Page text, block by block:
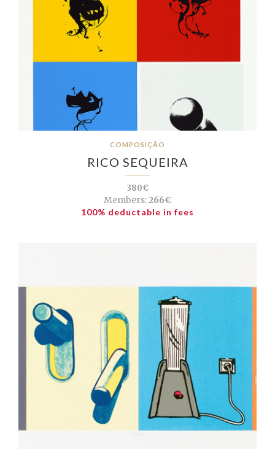
COMPOSIÇÃO
RICO SEQUEIRA
380€
Members:266€
100% deductable in fees